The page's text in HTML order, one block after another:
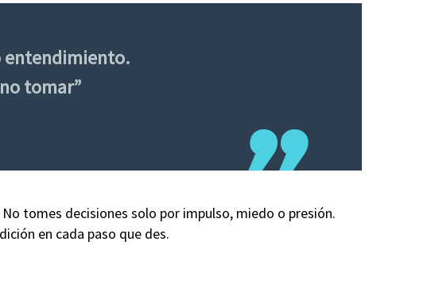
entendimiento.
tomar”
tomes decisiones solo por impulso, miedo o presión.
en cada paso que des.